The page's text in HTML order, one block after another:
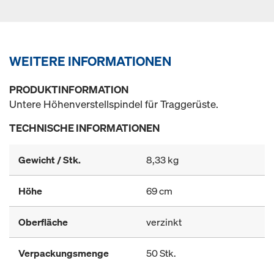
WEITERE INFORMATIONEN
PRODUKTINFORMATION
Untere Höhenverstellspindel für Traggerüste.
TECHNISCHE INFORMATIONEN
Gewicht / Stk. 8,33 kg
Höhe 69 cm
Oberfläche verzinkt
Verpackungsmenge 50 Stk.